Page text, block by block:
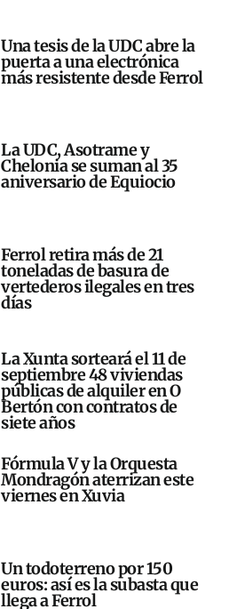
Una tesis de la UDC abre la
puerta a una electrónica
más resistente desde Ferrol
La UDC, Asotrame y
Chelonia se suman al 35
aniversario de Equiocio
Ferrol retira más de 21
toneladas de basura de
vertederos ilegales en tres
días
La Xunta sorteará el 11 de
septiembre 48 viviendas
públicas de alquiler en O
Bertón con contratos de
siete años
Fórmula V y la Orquesta
Mondragón aterrizan este
viernes en Xuvia
Un todoterreno por 150
euros: así es la subasta que
llega a Ferrol